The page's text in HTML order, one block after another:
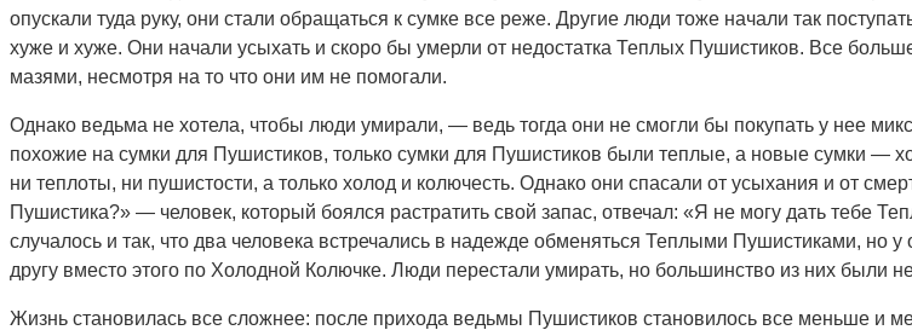
опускали туда руку, они стали обращаться к сумке все реже. Другие люди тоже начали так
хуже и хуже. Они начали усыхать и скоро бы умерли от недостатка Теплых Пушистиков. Все
мазями, несмотря на то что они им не помогали.
Однако ведьма не хотела, чтобы люди умирали, — ведь тогда они не смогли бы покупать у нее
похожие на сумки для Пушистиков, только сумки для Пушистиков были теплые, а новые сумки
ни теплоты, ни пушистости, а только холод и колючесть. Однако они спасали от усыхания и от
Пушистика?» — человек, который боялся растратить свой запас, отвечал: «Я не могу дать тебе
случалось и так, что два человека встречались в надежде обменяться Теплыми Пушистиками, но
другу вместо этого по Холодной Колючке. Люди перестали умирать, но большинство из них были
Жизнь становилась все сложнее: после прихода ведьмы Пушистиков становилось все меньше и